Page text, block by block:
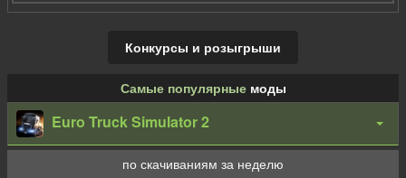
Конкурсы и розыгрыши
Самые популярныемоды
Euro Truck Simulator 2
по скачиваниям за неделю